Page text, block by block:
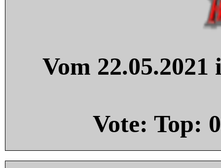
Vom
Vote: Top: 0